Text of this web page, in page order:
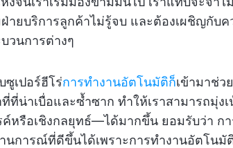
ฝ่ายบริการลูกค้าไม่รู้จบ และต้องเผชิญกับ
วนการต่างๆ
เปอร์ฮีโร่การทำงานอัตโนมัติก็เข้ามาช่ว
ที่น่าเบื่อและซ้ำซาก ทำให้เราสามารถมุ่
ค์หรือเชิงกลยุทธ์—ได้มากขึ้น ยอมรับว่า
นการณ์ที่ดีขึ้นได้เพราะการทำงานอัตโนมั